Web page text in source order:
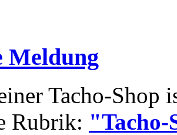
Meldung
Tacho-Shop
Rubrik: "Tacho-